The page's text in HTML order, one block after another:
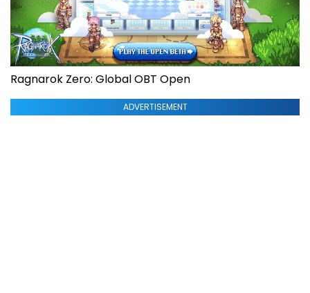
Ragnarok Zero: Global OBT Open
ADVERTISEMENT